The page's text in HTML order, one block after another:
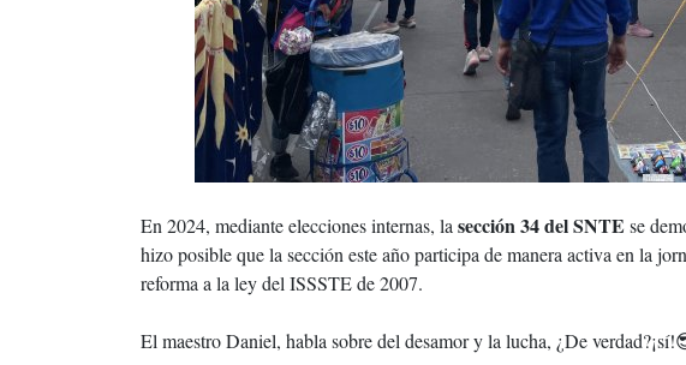
En 2024, mediante elecciones internas, la sección 34 del SNTE se
hizo posible que la sección este año participa de manera activa en la
reforma a la ley del ISSSTE de 2007.
El maestro Daniel, habla sobre del desamor y la lucha, ¿De